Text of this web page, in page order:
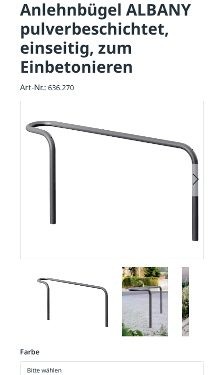
Farbe
Bitte wählen
Anlehnbügel ALBANY
pulverbeschichtet,
einseitig, zum
Einbetonieren
Art-Nr.: 636.270